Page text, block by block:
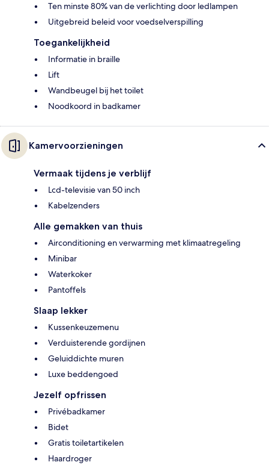
Ten minste 80% van de verlichting door ledlampen
Uitgebreid beleid voor voedselverspilling
Toegankelijkheid
Informatie in braille
Lift
Wandbeugel bij het toilet
Noodkoord in badkamer
Kamervoorzieningen
Vermaak tijdens je verblijf
Lcd-televisie van 50 inch
Kabelzenders
Alle gemakken van thuis
Airconditioning en verwarming met klimaatregeling
Minibar
Waterkoker
Pantoffels
Slaap lekker
Kussenkeuzemenu
Verduisterende gordijnen
Geluiddichte muren
Luxe beddengoed
Jezelf opfrissen
Privébadkamer
Bidet
Gratis toiletartikelen
Haardroger